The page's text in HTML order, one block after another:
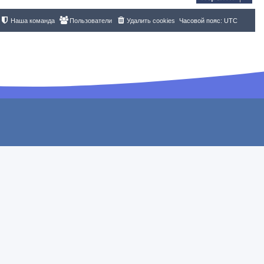
Часовой пояс: UTC
Удалить cookies
Пользователи
Наша команда